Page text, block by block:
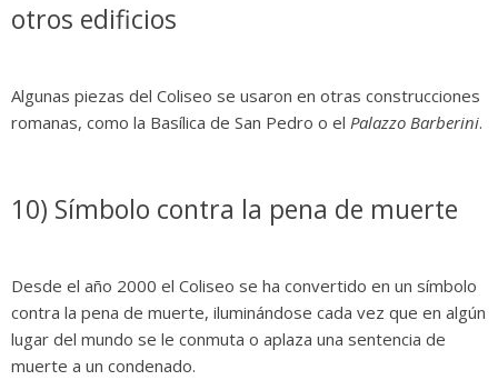
otros edificios
Algunas piezas del Coliseo se usaron en otras construcciones
romanas, como la Basílica de San Pedro o el Palazzo Barberini.
10) Símbolo contra la pena de muerte
Desde el año 2000 el Coliseo se ha convertido en un símbolo
contra la pena de muerte, iluminándose cada vez que en algún
lugar del mundo se le conmuta o aplaza una sentencia de
muerte a un condenado.